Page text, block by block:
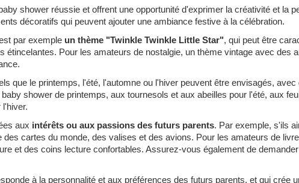
shower réussie et offrent une opportunité d'exprimer la créativité et la
décoratifs qui peuvent ajouter une ambiance festive à la célébration.
par exemple un thème "Twinkle Twinkle Little Star", qui peut être
étincelantes. Pour les amateurs de nostalgie, un thème vintage avec des
que le printemps, l'été, l'automne ou l'hiver peuvent être envisagés,
shower de printemps, aux tournesols et aux abeilles pour l'été, aux
l'hiver.
aux intérêts ou aux passions des futurs parents. Par exemple, s'ils
cartes du monde, des valises et des avions. Pour les amateurs de
et des coins lecture confortables. Assurez-vous également de
à la personnalité et aux préférences des futurs parents, et qui crée